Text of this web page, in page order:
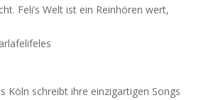
Feli’s Welt ist ein Reinhören wert,
Köln schreibt ihre einzigartigen Songs